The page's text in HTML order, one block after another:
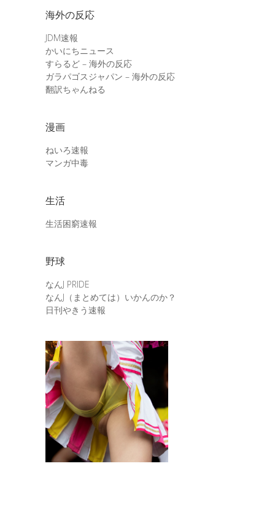
海外の反応
JDM速報
かいにちニュース
すらるど – 海外の反応
ガラパゴスジャパン – 海外の反応
翻訳ちゃんねる
漫画
ねいろ速報
マンガ中毒
生活
生活困窮速報
野球
なんJ PRIDE
なんJ（まとめては）いかんのか？
日刊やきう速報